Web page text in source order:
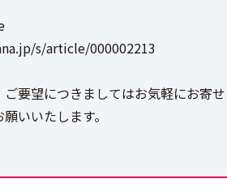
s/article/000002213
要望につきましてはお気軽にお寄せ
いいたします。